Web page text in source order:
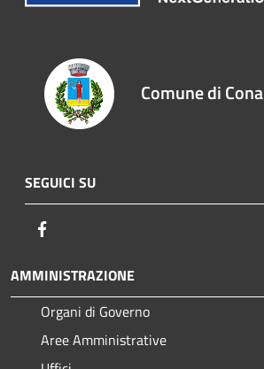
Comune di Cona
SEGUICI SU
AMMINISTRAZIONE
Organi di Governo
Aree Amministrative